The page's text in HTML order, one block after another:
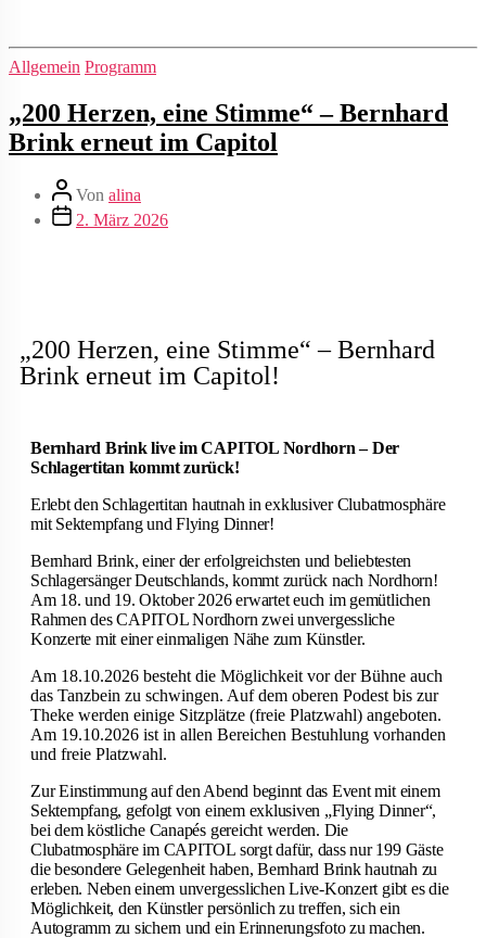
Allgemein Programm
„200 Herzen, eine Stimme“ – Bernhard
Brink erneut im Capitol
Von alina
2. März 2026
„200 Herzen, eine Stimme“ – Bernhard
Brink erneut im Capitol!
Bernhard Brink live im CAPITOL Nordhorn – Der
Schlagertitan kommt zurück!
Erlebt den Schlagertitan hautnah in exklusiver Clubatmosphäre
mit Sektempfang und Flying Dinner!
Bernhard Brink, einer der erfolgreichsten und beliebtesten
Schlagersänger Deutschlands, kommt zurück nach Nordhorn!
Am 18. und 19. Oktober 2026 erwartet euch im gemütlichen
Rahmen des CAPITOL Nordhorn zwei unvergessliche
Konzerte mit einer einmaligen Nähe zum Künstler.
Am 18.10.2026 besteht die Möglichkeit vor der Bühne auch
das Tanzbein zu schwingen. Auf dem oberen Podest bis zur
Theke werden einige Sitzplätze (freie Platzwahl) angeboten.
Am 19.10.2026 ist in allen Bereichen Bestuhlung vorhanden
und freie Platzwahl.
Zur Einstimmung auf den Abend beginnt das Event mit einem
Sektempfang, gefolgt von einem exklusiven „Flying Dinner“,
bei dem köstliche Canapés gereicht werden. Die
Clubatmosphäre im CAPITOL sorgt dafür, dass nur 199 Gäste
die besondere Gelegenheit haben, Bernhard Brink hautnah zu
erleben. Neben einem unvergesslichen Live-Konzert gibt es die
Möglichkeit, den Künstler persönlich zu treffen, sich ein
Autogramm zu sichern und ein Erinnerungsfoto zu machen.